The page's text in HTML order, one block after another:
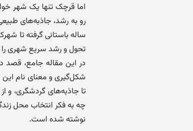
اما قرچک تنها یک شهر
رو به رشد، جاذبه‌های
ساله باستانی گرفته تا
تحول و رشد سریع شهری را
در این مقاله جامع، قصد
شکل‌گیری و معنای نام این
تا جاذبه‌های گردشگری، و
چه به فکر انتخاب محل
نوشته شده است.